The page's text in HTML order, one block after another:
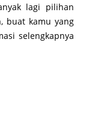
lagi pilihan
buat kamu yang
selengkapnya